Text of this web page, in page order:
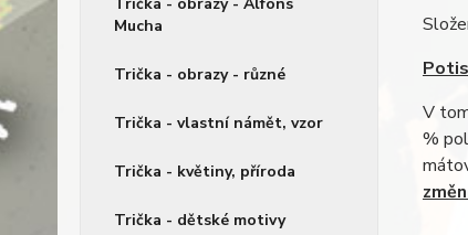
Mucha
Trička - obrazy - různé
Trička - vlastní námět, vzor
Trička - květiny, příroda
Trička - dětské motivy
V
%